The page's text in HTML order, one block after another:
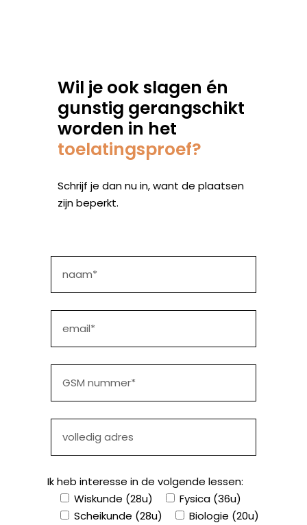
Wil je ook slagen én
gunstig gerangschikt
worden in het
toelatingsproef?
Schrijf je dan nu in, want de plaatsen
zijn beperkt.
Ik heb interesse in de volgende lessen:
Wiskunde (28u)
Fysica (36u)
Scheikunde (28u)
Biologie (20u)